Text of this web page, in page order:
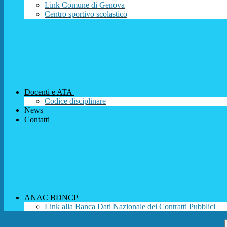
Link Comune di Genova
Centro sportivo scolastico
Docenti e ATA
Codice disciplinare
News
Contatti
ANAC BDNCP
Link alla Banca Dati Nazionale dei Contratti Pubblici